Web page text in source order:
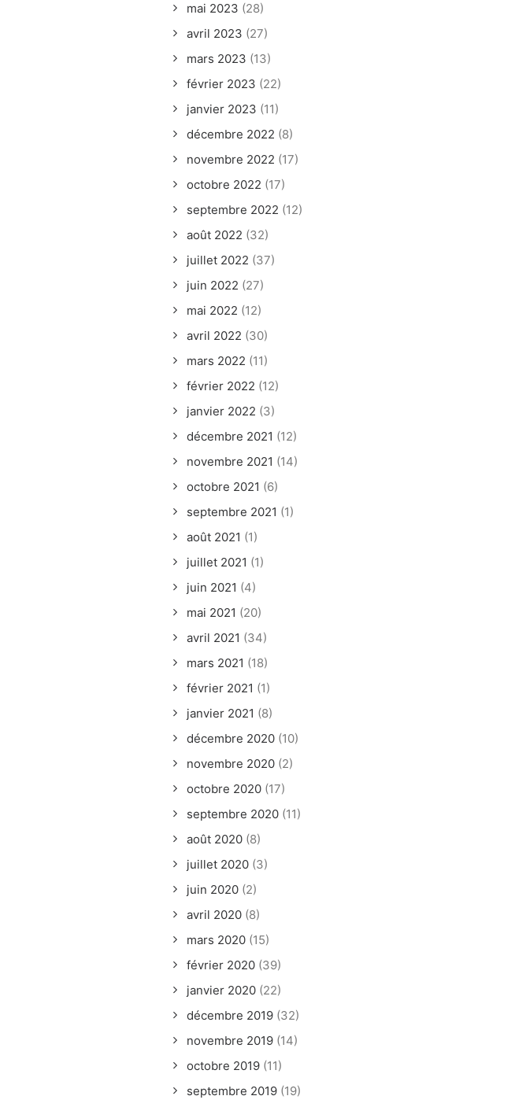
mai 2023 (28)
avril 2023 (27)
mars 2023 (13)
février 2023 (22)
janvier 2023 (11)
décembre 2022 (8)
novembre 2022 (17)
octobre 2022 (17)
septembre 2022 (12)
août 2022 (32)
juillet 2022 (37)
juin 2022 (27)
mai 2022 (12)
avril 2022 (30)
mars 2022 (11)
février 2022 (12)
janvier 2022 (3)
décembre 2021 (12)
novembre 2021 (14)
octobre 2021 (6)
septembre 2021 (1)
août 2021 (1)
juillet 2021 (1)
juin 2021 (4)
mai 2021 (20)
avril 2021 (34)
mars 2021 (18)
février 2021 (1)
janvier 2021 (8)
décembre 2020 (10)
novembre 2020 (2)
octobre 2020 (17)
septembre 2020 (11)
août 2020 (8)
juillet 2020 (3)
juin 2020 (2)
avril 2020 (8)
mars 2020 (15)
février 2020 (39)
janvier 2020 (22)
décembre 2019 (32)
novembre 2019 (14)
octobre 2019 (11)
septembre 2019 (19)